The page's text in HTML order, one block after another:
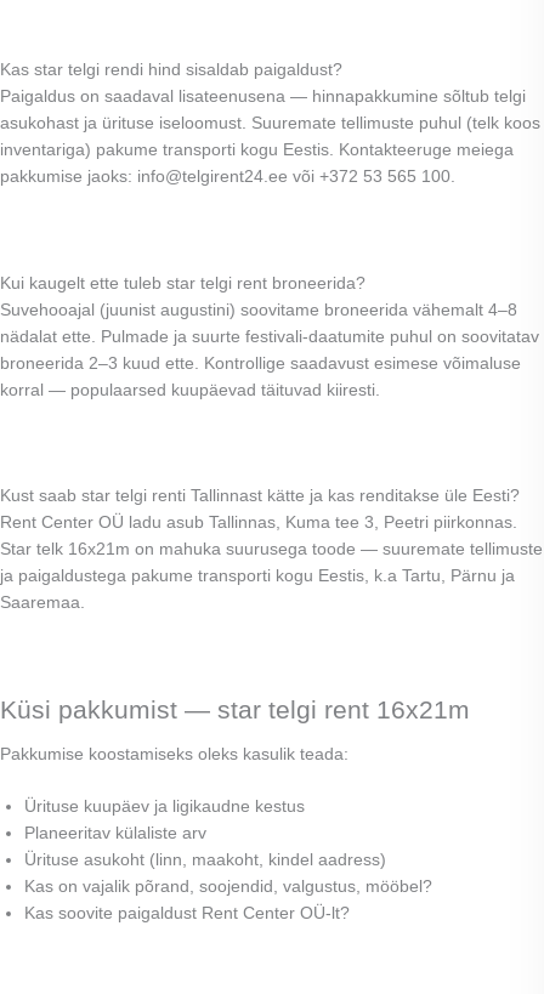
Kas star telgi rendi hind sisaldab paigaldust?
Paigaldus on saadaval lisateenusena — hinnapakkumine sõltub telgi
asukohast ja ürituse iseloomust. Suuremate tellimuste puhul (telk koos
inventariga) pakume transporti kogu Eestis. Kontakteeruge meiega
pakkumise jaoks: info@telgirent24.ee või +372 53 565 100.
Kui kaugelt ette tuleb star telgi rent broneerida?
Suvehooajal (juunist augustini) soovitame broneerida vähemalt 4–8
nädalat ette. Pulmade ja suurte festivali-daatumite puhul on soovitatav
broneerida 2–3 kuud ette. Kontrollige saadavust esimese võimaluse
korral — populaarsed kuupäevad täituvad kiiresti.
Kust saab star telgi renti Tallinnast kätte ja kas renditakse üle Eesti?
Rent Center OÜ ladu asub Tallinnas, Kuma tee 3, Peetri piirkonnas.
Star telk 16x21m on mahuka suurusega toode — suuremate tellimuste
ja paigaldustega pakume transporti kogu Eestis, k.a Tartu, Pärnu ja
Saaremaa.
Küsi pakkumist — star telgi rent 16x21m
Pakkumise koostamiseks oleks kasulik teada:
Ürituse kuupäev ja ligikaudne kestus
Planeeritav külaliste arv
Ürituse asukoht (linn, maakoht, kindel aadress)
Kas on vajalik põrand, soojendid, valgustus, mööbel?
Kas soovite paigaldust Rent Center OÜ-lt?